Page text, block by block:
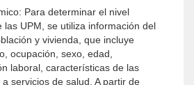
Para determinar el nivel
las UPM, se utiliza información del
y vivienda, que incluye
ocupación, sexo, edad,
laboral, características de las
servicios de salud. A partir de